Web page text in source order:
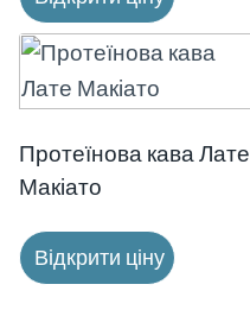
Протеїнова кава Лате
Макіато
Відкрити ціну